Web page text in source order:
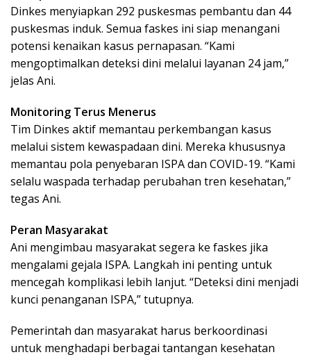
Dinkes menyiapkan 292 puskesmas pembantu dan 44
puskesmas induk. Semua faskes ini siap menangani
potensi kenaikan kasus pernapasan. “Kami
mengoptimalkan deteksi dini melalui layanan 24 jam,”
jelas Ani.
Monitoring Terus Menerus
Tim Dinkes aktif memantau perkembangan kasus
melalui sistem kewaspadaan dini. Mereka khususnya
memantau pola penyebaran ISPA dan COVID-19. “Kami
selalu waspada terhadap perubahan tren kesehatan,”
tegas Ani.
Peran Masyarakat
Ani mengimbau masyarakat segera ke faskes jika
mengalami gejala ISPA. Langkah ini penting untuk
mencegah komplikasi lebih lanjut. “Deteksi dini menjadi
kunci penanganan ISPA,” tutupnya.
Pemerintah dan masyarakat harus berkoordinasi
untuk menghadapi berbagai tantangan kesehatan